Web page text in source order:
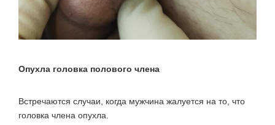
Опухла головка полового члена
Встречаются случаи, когда мужчина жалуется на то, что
головка члена опухла.